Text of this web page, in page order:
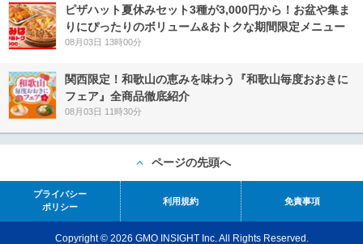
ピザハット夏休みセット3種が3,000円から！お盆や集ま
りにぴったりのボリューム&おトクな期間限定メニュー
08月03日 13時00分
関西限定！和歌山の恵みを味わう『和歌山毎度おおきに
フェア』全商品徹底紹介
08月03日 11時30分
ページの先頭へ
プライバシー
ポリシー
利用規約 免責事項
Copyright © 2026 GMO INSIGHT Inc. All Rights Reserved.